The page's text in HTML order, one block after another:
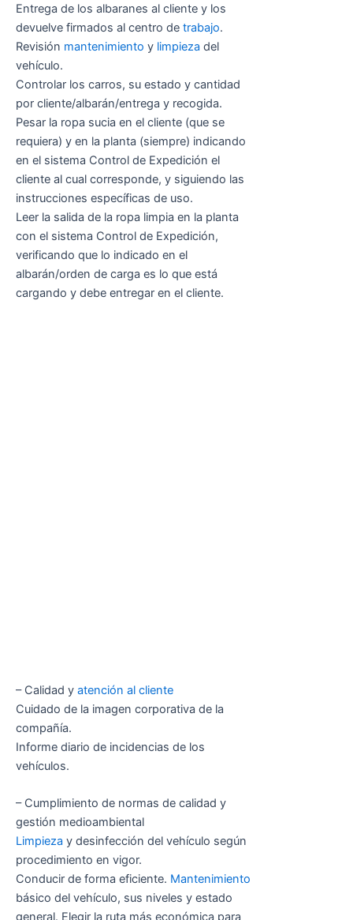
Entrega de los albaranes al cliente y los
devuelve firmados al centro de trabajo.
Revisión mantenimiento y limpieza del
vehículo.
Controlar los carros, su estado y cantidad
por cliente/albarán/entrega y recogida.
Pesar la ropa sucia en el cliente (que se
requiera) y en la planta (siempre) indicando
en el sistema Control de Expedición el
cliente al cual corresponde, y siguiendo las
instrucciones específicas de uso.
Leer la salida de la ropa limpia en la planta
con el sistema Control de Expedición,
verificando que lo indicado en el
albarán/orden de carga es lo que está
cargando y debe entregar en el cliente.
– Calidad y atención al cliente
Cuidado de la imagen corporativa de la
compañía.
Informe diario de incidencias de los
vehículos.
– Cumplimiento de normas de calidad y
gestión medioambiental
Limpieza y desinfección del vehículo según
procedimiento en vigor.
Conducir de forma eficiente. Mantenimiento
básico del vehículo, sus niveles y estado
general. Elegir la ruta más económica para